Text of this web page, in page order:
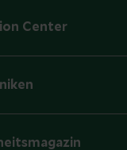
Center